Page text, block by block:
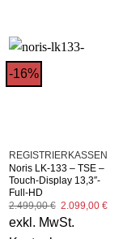
€.
-16%
REGISTRIERKASSEN
Noris LK-133 – TSE –
Touch-Display 13,3″-
Full-HD
2.499,00€
Preis
war:
2.099,00€
exkl. MwSt.